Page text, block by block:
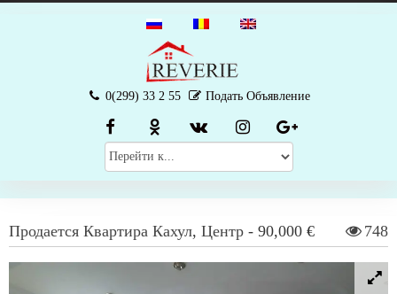
0(299) 33 2 55 Подать Объявление
Продается Квартира Кахул, Центр - 90,000 € 748